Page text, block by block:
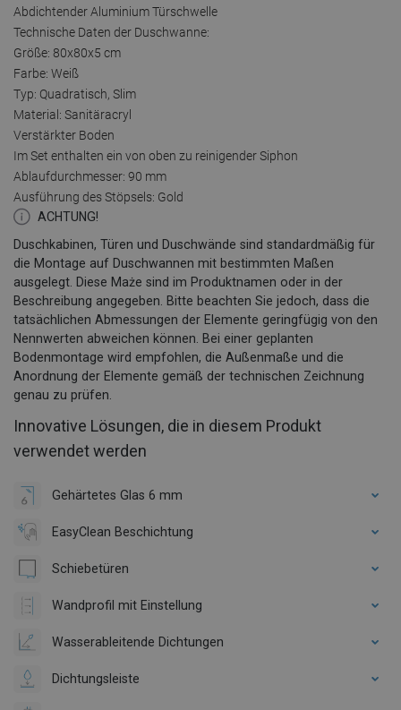
Abdichtender Aluminium Türschwelle
Technische Daten der Duschwanne:
Größe: 80x80x5 cm
Farbe: Weiß
Typ: Quadratisch, Slim
Material: Sanitäracryl
Verstärkter Boden
Im Set enthalten ein von oben zu reinigender Siphon
Ablaufdurchmesser: 90 mm
Ausführung des Stöpsels: Gold
ACHTUNG!
Duschkabinen, Türen und Duschwände sind standardmäßig für
die Montage auf Duschwannen mit bestimmten Maßen
ausgelegt. Diese Maże sind im Produktnamen oder in der
Beschreibung angegeben. Bitte beachten Sie jedoch, dass die
tatsächlichen Abmessungen der Elemente geringfügig von den
Nennwerten abweichen können. Bei einer geplanten
Bodenmontage wird empfohlen, die Außenmaße und die
Anordnung der Elemente gemäß der technischen Zeichnung
genau zu prüfen.
Innovative Lösungen, die in diesem Produkt
verwendet werden
Gehärtetes Glas 6 mm
EasyClean Beschichtung
Schiebetüren
Wandprofil mit Einstellung
Wasserableitende Dichtungen
Dichtungsleiste